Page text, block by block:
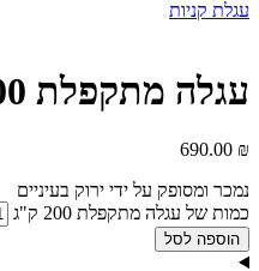
עגלת קניות
עגלה מתקפלת 200 ק"ג
690.00 ₪
נמכר ומסופק על ידי ירוק בעיניים
כמות של עגלה מתקפלת 200 ק"ג
הוספה לסל